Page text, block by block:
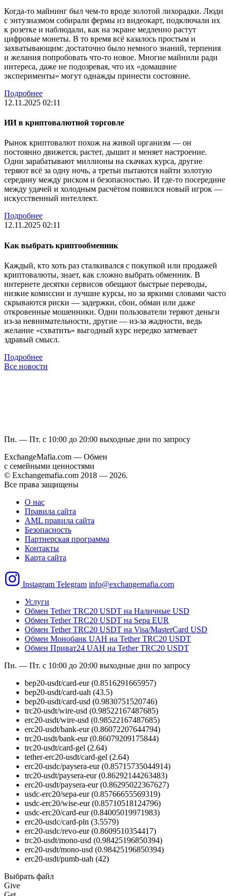
Когда-то майнинг был чем-то вроде золотой лихорадки. Люди
с энтузиазмом собирали фермы из видеокарт, подключали их
к розетке и наблюдали, как на экране медленно растут
цифровые монеты. В то время всё казалось простым и
захватывающим: достаточно было немного знаний, терпения
и желания попробовать что-то новое. Многие майнили ради
интереса, даже не подозревая, что их «домашние
эксперименты» могут однажды принести состояние.
Подробнее
12.11.2025 02:11
ИИ в криптовалютной торговле
Рынок криптовалют похож на живой организм — он
постоянно движется, растет, дышит и меняет настроение.
Одни зарабатывают миллионы на скачках курса, другие
теряют всё за одну ночь, а третьи пытаются найти золотую
середину между риском и безопасностью. И где-то посередине
между удачей и холодным расчётом появился новый игрок —
искусственный интеллект.
Подробнее
12.11.2025 02:11
Как выбрать криптообменник
Каждый, кто хоть раз сталкивался с покупкой или продажей
криптовалюты, знает, как сложно выбрать обменник. В
интернете десятки сервисов обещают быстрые переводы,
низкие комиссии и лучшие курсы, но за яркими словами часто
скрываются риски — задержки, сбои, обман или даже
откровенные мошенники. Одни пользователи теряют деньги
из-за невнимательности, другие — из-за жадности, ведь
желание «схватить» выгодный курс нередко затмевает
здравый смысл.
Подробнее
Все новости
Пн. — Пт. с 10:00 до 20:00 выходные дни по запросу
ExchangeMafia.com — Обмен
с семейными ценностями
© Exchangemafia.com 2018 — 2026.
Все права защищены
О нас
Правила сайта
AML правила сайта
Безопасность
Партнерская программа
Контакты
Карта сайта
Instagram Telegram info@exchangemafia.com
Услуги
Обмен Tether TRC20 USDT на Наличные USD
Обмен Tether TRC20 USDT на Sepa EUR
Обмен Tether TRC20 USDT на Visa/MasterCard USD
Обмен Монобанк UAH на Tether TRC20 USDT
Обмен Приват24 UAH на Tether TRC20 USDT
Пн. — Пт. с 10:00 до 20:00 выходные дни по запросу
bep20-usdt/card-eur (0.8516291665957)
bep20-usdt/card-uah (43.5)
bep20-usdt/card-usd (0.9830751520746)
trc20-usdt/wire-usd (0.98522167487685)
erc20-usdt/wire-usd (0.98522167487685)
erc20-usdt/bank-eur (0.86072207644794)
trc20-usdt/bank-eur (0.86079209175844)
trc20-usdt/card-gel (2.64)
tether-erc20-usdt/card-gel (2.64)
erc20-usdc/paysera-eur (0.85715735044914)
trc20-usdt/paysera-eur (0.86292144263483)
erc20-usdt/paysera-eur (0.86295022367627)
usdc-erc20/sepa-eur (0.85766655569319)
usdc-erc20/wise-eur (0.85710518124796)
usdc-erc20/card-eur (0.84005019971983)
erc20-usdc/card-pln (3.5579)
erc20-usdc/revo-eur (0.8609510354417)
trc20-usdt/mono-usd (0.98425196850394)
erc20-usdt/mono-usd (0.98425196850394)
erc20-usdt/pumb-uah (42)
Выбрать файл
Give